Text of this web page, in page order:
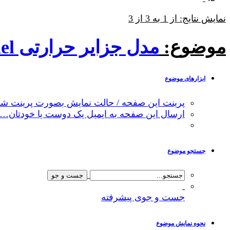
نمایش نتایج: از 1 به 3 از 3
موضوع: مدل جزایر حرارتی urban cooling model
ابزارهای موضوع
پرینت این صفحه / حالت نمایش بصورت پرینت
ارسال این صفحه به ایمیل یک دوست یا خودتان…
جستجو موضوع
جست و جوی پیشرفته
نحوه نمایش موضوع